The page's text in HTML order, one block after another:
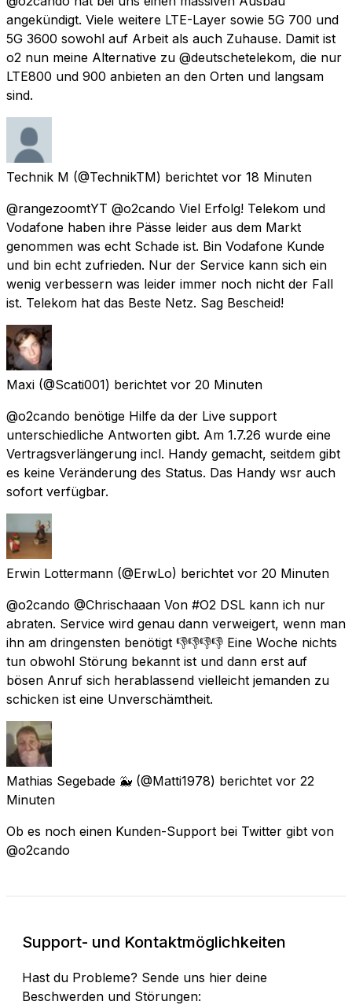
angekündigt. Viele weitere LTE-Layer sowie 5G 700 und
5G 3600 sowohl auf Arbeit als auch Zuhause. Damit ist
o2 nun meine Alternative zu @deutschetelekom, die nur
LTE800 und 900 anbieten an den Orten und langsam
sind.
Technik M (@TechnikTM) berichtet vor 18 Minuten
@rangezoomtYT @o2cando Viel Erfolg! Telekom und
Vodafone haben ihre Pässe leider aus dem Markt
genommen was echt Schade ist. Bin Vodafone Kunde
und bin echt zufrieden. Nur der Service kann sich ein
wenig verbessern was leider immer noch nicht der Fall
ist. Telekom hat das Beste Netz. Sag Bescheid!
Maxi (@Scati001) berichtet vor 20 Minuten
@o2cando benötige Hilfe da der Live support
unterschiedliche Antworten gibt. Am 1.7.26 wurde eine
Vertragsverlängerung incl. Handy gemacht, seitdem gibt
es keine Veränderung des Status. Das Handy wsr auch
sofort verfügbar.
Erwin Lottermann (@ErwLo) berichtet vor 20 Minuten
@o2cando @Chrischaaan Von #O2 DSL kann ich nur
abraten. Service wird genau dann verweigert, wenn man
ihn am dringensten benötigt 👎👎👎👎 Eine Woche nichts
tun obwohl Störung bekannt ist und dann erst auf
bösen Anruf sich herablassend vielleicht jemanden zu
schicken ist eine Unverschämtheit.
Mathias Segebade 🐳 (@Matti1978) berichtet vor 22
Minuten
Ob es noch einen Kunden-Support bei Twitter gibt von
@o2cando
Support- und Kontaktmöglichkeiten
Hast du Probleme? Sende uns hier deine
Beschwerden und Störungen: